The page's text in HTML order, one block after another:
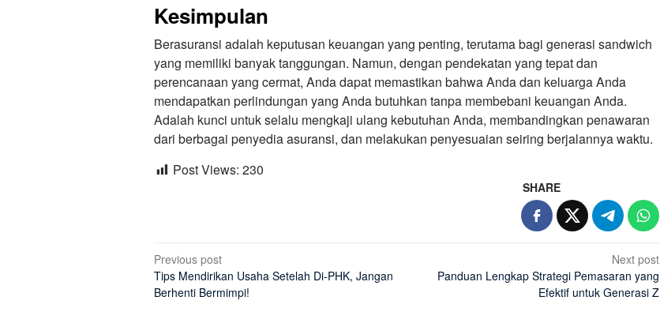
Kesimpulan
Berasuransi adalah keputusan keuangan yang penting, terutama bagi generasi sandwich
yang memiliki banyak tanggungan. Namun, dengan pendekatan yang tepat dan
perencanaan yang cermat, Anda dapat memastikan bahwa Anda dan keluarga Anda
mendapatkan perlindungan yang Anda butuhkan tanpa membebani keuangan Anda.
Adalah kunci untuk selalu mengkaji ulang kebutuhan Anda, membandingkan penawaran
dari berbagai penyedia asuransi, dan melakukan penyesuaian seiring berjalannya waktu.
Post Views: 230
SHARE
Post
navigation
Previous post
Tips Mendirikan Usaha Setelah Di-PHK, Jangan
Berhenti Bermimpi!
Next post
Panduan Lengkap Strategi Pemasaran yang
Efektif untuk Generasi Z